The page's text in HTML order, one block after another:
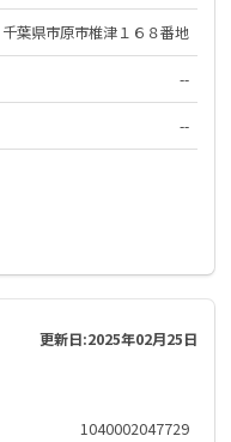
千葉県市原市椎津１６８番地
--
--
更新日:2025年02月25日
1040002047729